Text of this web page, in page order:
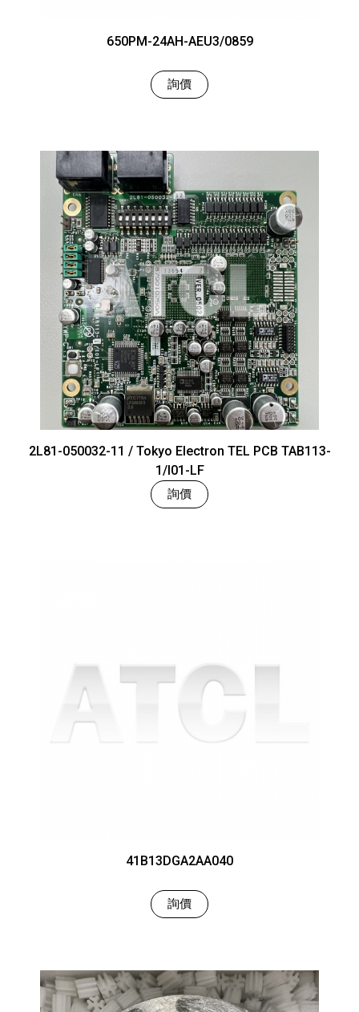
650PM-24AH-AEU3/0859
詢價
2L81-050032-11 / Tokyo Electron TEL PCB TAB113-
1/I01-LF
詢價
41B13DGA2AA040
詢價